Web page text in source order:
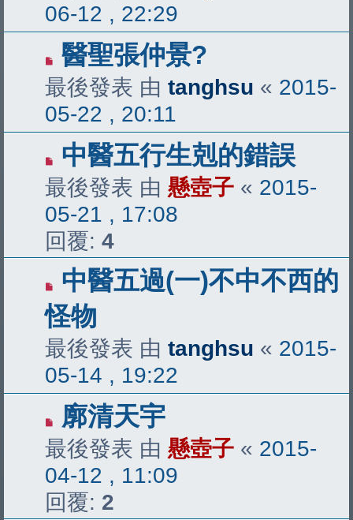
06-12 , 22:29
醫聖張仲景?
最後發表 由 tanghsu « 2015-
05-22 , 20:11
中醫五行生剋的錯誤
最後發表 由 懸壺子 « 2015-
05-21 , 17:08
回覆: 4
中醫五過(一)不中不西的
怪物
最後發表 由 tanghsu « 2015-
05-14 , 19:22
廓清天宇
最後發表 由 懸壺子 « 2015-
04-12 , 11:09
回覆: 2